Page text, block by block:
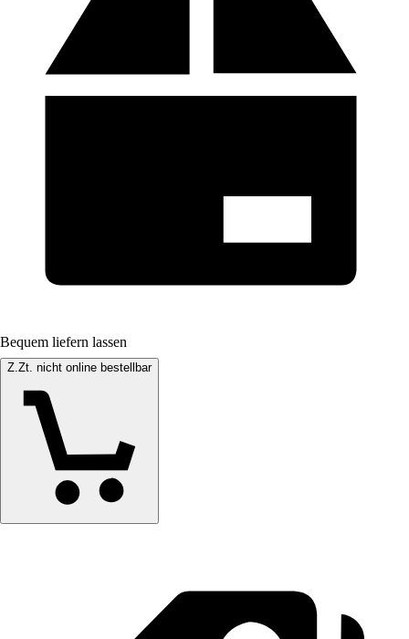
Bequem liefern lassen
Z.Zt. nicht online bestellbar